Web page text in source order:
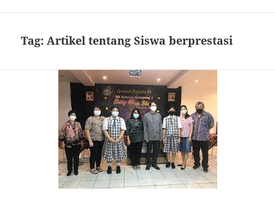
Tag:Artikel tentang Siswa berprestasi